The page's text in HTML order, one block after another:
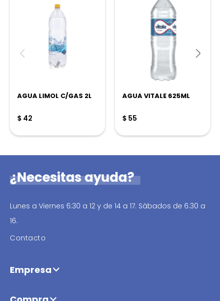
AGUA LIMOL C/GAS 2L
$ 42
AGUA VITALE 625ML
$ 55
¿Necesitas ayuda?
Lunes a Viernes 6:30 a 12 y de 14 a 17. Sábados de 6:30 a
16.
Contacto
Empresa